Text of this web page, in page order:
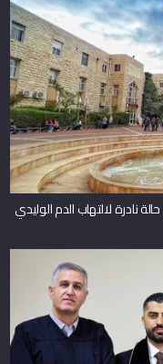
نادرة لالتهاب الدم الوليدي